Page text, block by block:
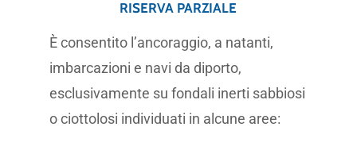
RISERVA PARZIALE
È consentito l’ancoraggio, a natanti,
imbarcazioni e navi da diporto,
esclusivamente su fondali inerti sabbiosi
o ciottolosi individuati in alcune aree: